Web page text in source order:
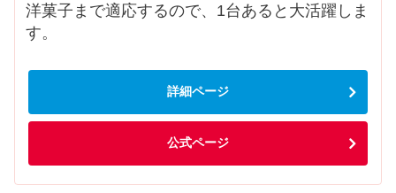
洋菓子まで適応するので、1台あると大活躍しま
す。
詳細ページ
公式ページ